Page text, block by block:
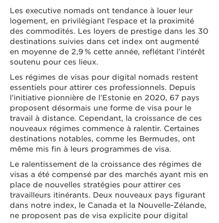
Les executive nomads ont tendance à louer leur
logement, en privilégiant l’espace et la proximité
des commodités. Les loyers de prestige dans les 30
destinations suivies dans cet index ont augmenté
en moyenne de 2,9 % cette année, reflétant l’intérêt
soutenu pour ces lieux.
Les régimes de visas pour digital nomads restent
essentiels pour attirer ces professionnels. Depuis
l’initiative pionnière de l’Estonie en 2020, 67 pays
proposent désormais une forme de visa pour le
travail à distance. Cependant, la croissance de ces
nouveaux régimes commence à ralentir. Certaines
destinations notables, comme les Bermudes, ont
même mis fin à leurs programmes de visa.
Le ralentissement de la croissance des régimes de
visas a été compensé par des marchés ayant mis en
place de nouvelles stratégies pour attirer ces
travailleurs itinérants. Deux nouveaux pays figurant
dans notre index, le Canada et la Nouvelle-Zélande,
ne proposent pas de visa explicite pour digital